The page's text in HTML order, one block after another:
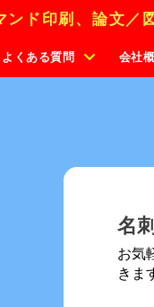
ンド印刷、論文／
よくある質問 会社
名
お気
きま